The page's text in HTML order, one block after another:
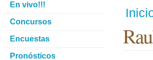
En vivo!!!
Concursos
Encuestas
Pronósticos